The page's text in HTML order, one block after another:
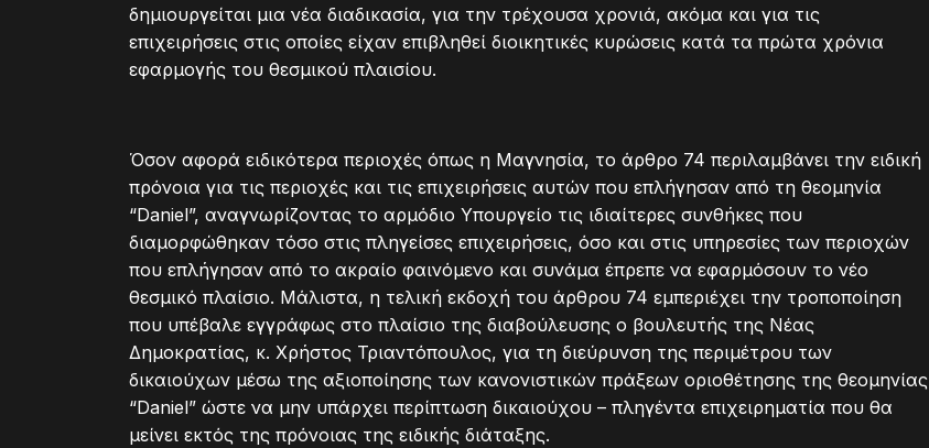
δημιουργείται μια νέα διαδικασία, για την τρέχουσα χρονιά, ακόμα και για τις
επιχειρήσεις στις οποίες είχαν επιβληθεί διοικητικές κυρώσεις κατά τα πρώτα χρόνια
εφαρμογής του θεσμικού πλαισίου.
Όσον αφορά ειδικότερα περιοχές όπως η Μαγνησία, το άρθρο 74 περιλαμβάνει την ειδική
πρόνοια για τις περιοχές και τις επιχειρήσεις αυτών που επλήγησαν από τη θεομηνία
“Daniel”, αναγνωρίζοντας το αρμόδιο Υπουργείο τις ιδιαίτερες συνθήκες που
διαμορφώθηκαν τόσο στις πληγείσες επιχειρήσεις, όσο και στις υπηρεσίες των περιοχών
που επλήγησαν από το ακραίο φαινόμενο και συνάμα έπρεπε να εφαρμόσουν το νέο
θεσμικό πλαίσιο. Μάλιστα, η τελική εκδοχή του άρθρου 74 εμπεριέχει την τροποποίηση
που υπέβαλε εγγράφως στο πλαίσιο της διαβούλευσης ο βουλευτής της Νέας
Δημοκρατίας, κ. Χρήστος Τριαντόπουλος, για τη διεύρυνση της περιμέτρου των
δικαιούχων μέσω της αξιοποίησης των κανονιστικών πράξεων οριοθέτησης της θεομηνίας
“Daniel” ώστε να μην υπάρχει περίπτωση δικαιούχου – πληγέντα επιχειρηματία που θα
μείνει εκτός της πρόνοιας της ειδικής διάταξης.